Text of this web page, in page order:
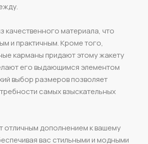
качественного материала, что
и практичным. Кроме того,
карманы придают этому жакету
его выдающимся элементом
выбор размеров позволяет
самых взыскательных
отличным дополнением к вашему
вас стильными и модными